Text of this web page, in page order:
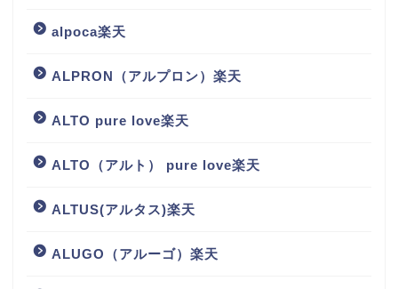
alpoca楽天
ALPRON（アルプロン）楽天
ALTO pure love楽天
ALTO（アルト） pure love楽天
ALTUS(アルタス)楽天
ALUGO（アルーゴ）楽天